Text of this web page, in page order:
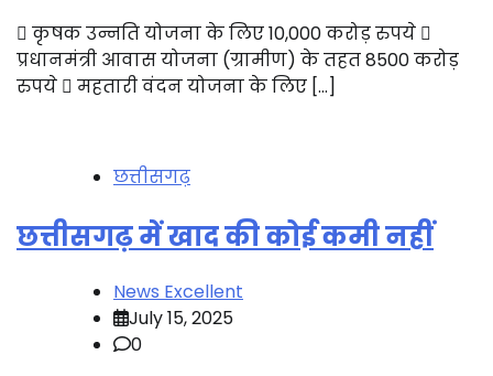
 कृषक उन्नति योजना के लिए 10,000 करोड़ रुपये 
प्रधानमंत्री आवास योजना (ग्रामीण) के तहत 8500 करोड़
रुपये  महतारी वंदन योजना के लिए […]
छत्तीसगढ़
छत्तीसगढ़ में खाद की कोई कमी नहीं
News Excellent
July 15, 2025
0